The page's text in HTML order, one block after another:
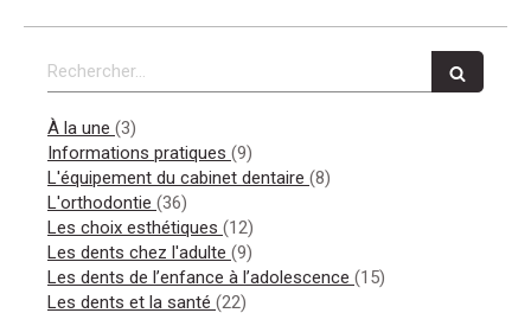
Rechercher
À la une (3)
Informations pratiques (9)
L'équipement du cabinet dentaire (8)
L'orthodontie (36)
Les choix esthétiques (12)
Les dents chez l'adulte (9)
Les dents de l’enfance à l’adolescence (15)
Les dents et la santé (22)